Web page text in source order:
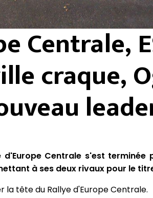
Centrale,
craque,
d'Europe Centrale s'est
à ses deux rivaux pour le
la tête du Rallye d'Europe Centrale.